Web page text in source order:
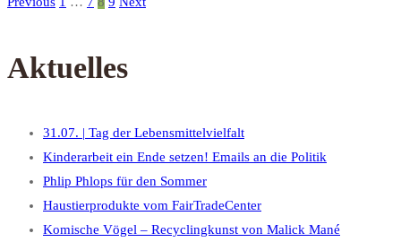
Aktuelles
31.07. | Tag der Lebensmittelvielfalt
Kinderarbeit ein Ende setzen! Emails an die Politik
Phlip Phlops für den Sommer
Haustierprodukte vom FairTradeCenter
Komische Vögel – Recyclingkunst von Malick Mané